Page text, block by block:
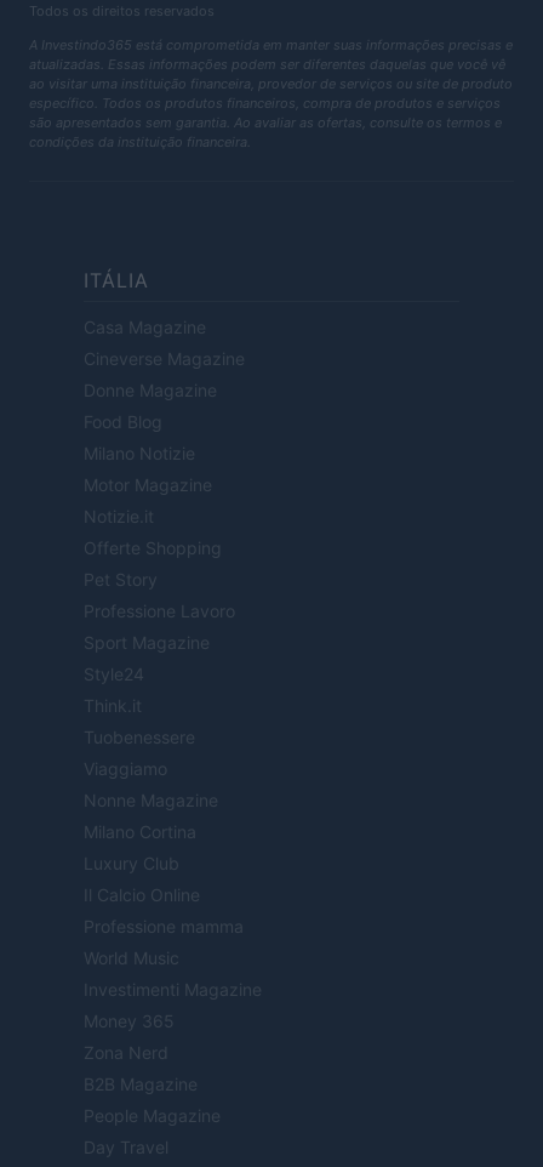
Todos os direitos reservados
A Investindo365 está comprometida em manter suas informações precisas e
atualizadas. Essas informações podem ser diferentes daquelas que você vê
ao visitar uma instituição financeira, provedor de serviços ou site de produto
específico. Todos os produtos financeiros, compra de produtos e serviços
são apresentados sem garantia. Ao avaliar as ofertas, consulte os termos e
condições da instituição financeira.
ITÁLIA
Casa Magazine
Cineverse Magazine
Donne Magazine
Food Blog
Milano Notizie
Motor Magazine
Notizie.it
Offerte Shopping
Pet Story
Professione Lavoro
Sport Magazine
Style24
Think.it
Tuobenessere
Viaggiamo
Nonne Magazine
Milano Cortina
Luxury Club
Il Calcio Online
Professione mamma
World Music
Investimenti Magazine
Money 365
Zona Nerd
B2B Magazine
People Magazine
Day Travel